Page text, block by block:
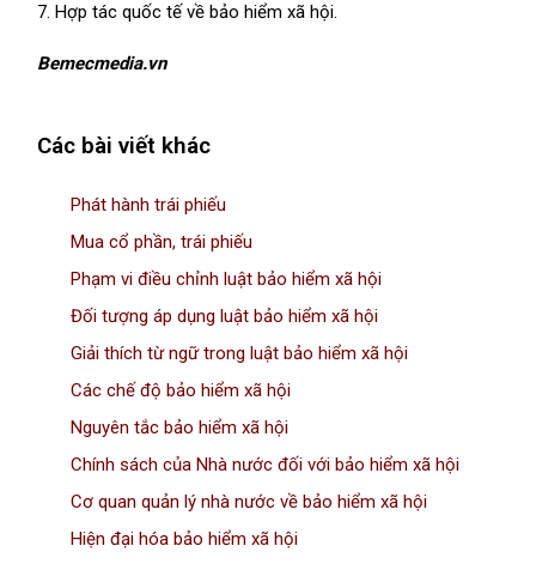
7. Hợp tác quốc tế về bảo hiểm xã hội.
Bemecmedia.vn
Các bài viết khác
Phát hành trái phiếu
Mua cổ phần, trái phiếu
Phạm vi điều chỉnh luật bảo hiểm xã hội
Đối tượng áp dụng luật bảo hiểm xã hội
Giải thích từ ngữ trong luật bảo hiểm xã hội
Các chế độ bảo hiểm xã hội
Nguyên tắc bảo hiểm xã hội
Chính sách của Nhà nước đối với bảo hiểm xã hội
Cơ quan quản lý nhà nước về bảo hiểm xã hội
Hiện đại hóa bảo hiểm xã hội